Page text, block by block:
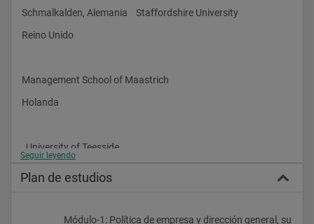
Schmalkalden, Alemania    Staffordshire University
Reino Unido
Management School of Maastrich
Holanda
  University of Teesside
Los Objetivos del Master
Seguir leyendo
Plan de estudios